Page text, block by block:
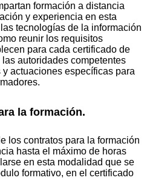
formación a distancia
y experiencia en esta
tecnologías de la información
reunir los requisitos
para cada certificado de
autoridades competentes
actuaciones específicas para
la formación.
los contratos para la formación
hasta el máximo de horas
en esta modalidad que se
formativo, en el certificado